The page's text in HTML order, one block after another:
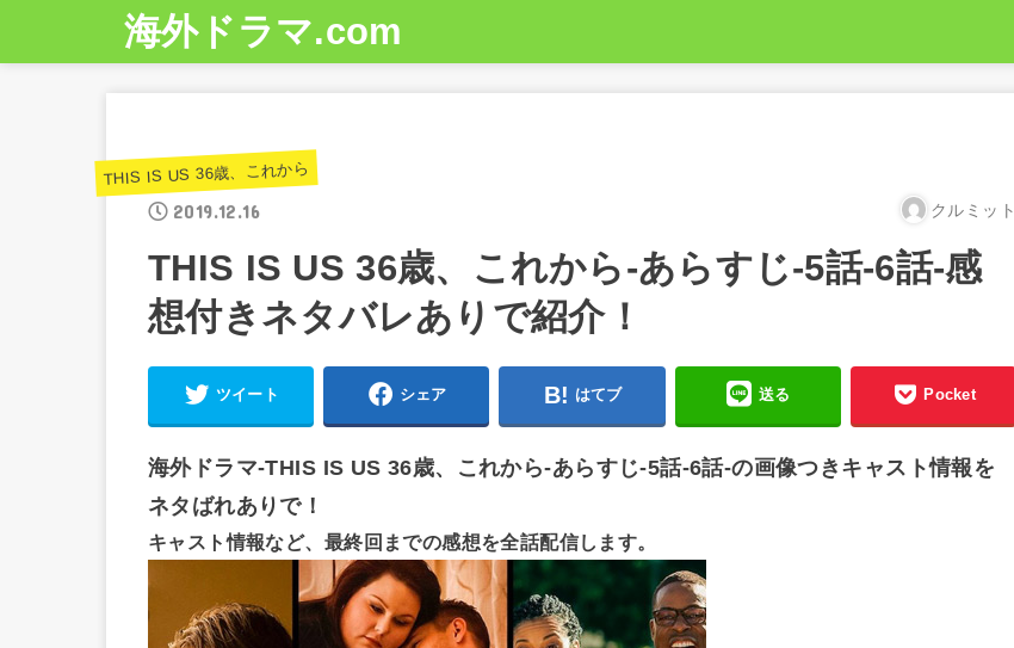
海外ドラマ.com
THIS IS US 36歳、これから
2019.12.16 クルミット
THIS IS US 36歳、これから-あらすじ-5話-6話-感
想付きネタバレありで紹介！
ツイート シェア はてブ 送る Pocket
海外ドラマ-THIS IS US 36歳、これから-あらすじ-5話-6話-の画像つきキャスト情報を
ネタばれありで！
キャスト情報など、最終回までの感想を全話配信します。